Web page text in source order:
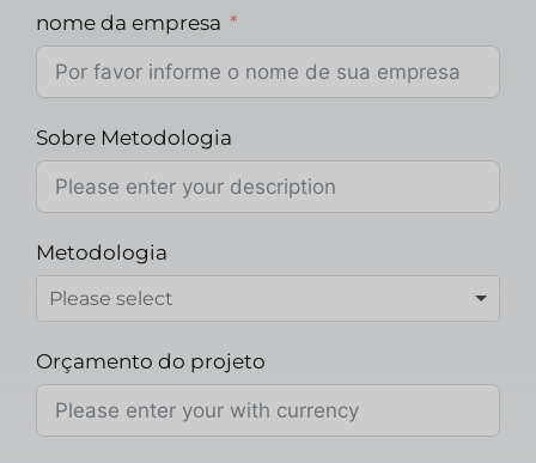
nome da empresa
Sobre Metodologia
Metodologia
Orçamento do projeto